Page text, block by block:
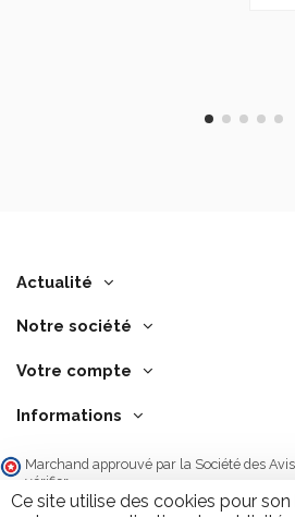
Actualité
Notre société
Votre compte
Informations
Marchand approuvé par la Société des
vérifier.
Ce site utilise des cookies pour